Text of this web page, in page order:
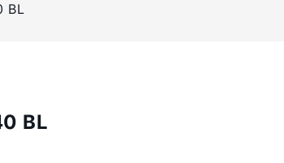
BL
BL